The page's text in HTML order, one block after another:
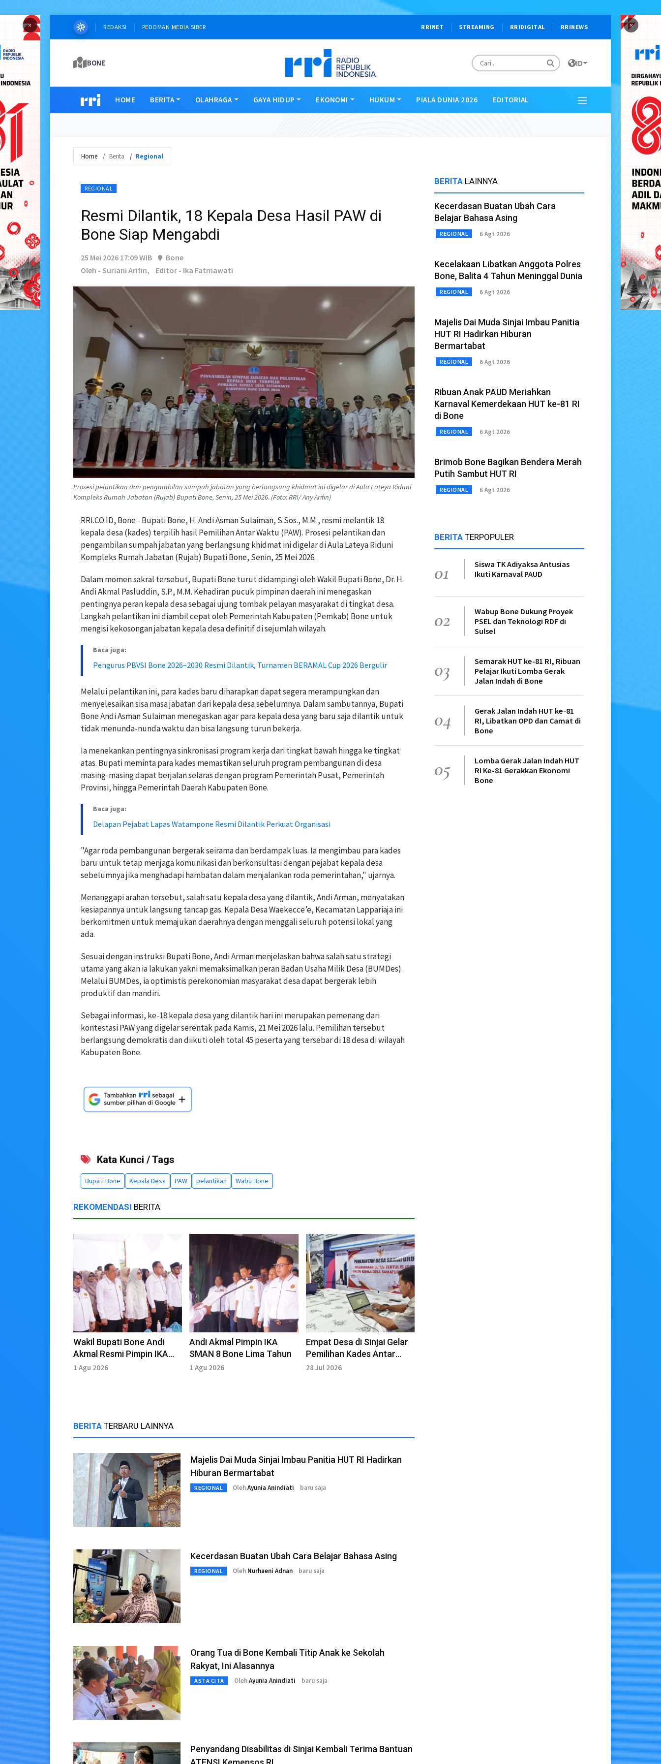
× ×
REDAKSI PEDOMAN MEDIA SIBER RRINET STREAMING RRIDIGITAL RRINEWS
BONE ID
HOME BERITA OLAHRAGA GAYA HIDUP EKONOMI HUKUM PIALA DUNIA 2026 EDITORIAL
Home Berita Regional
REGIONAL
Resmi Dilantik, 18 Kepala Desa Hasil PAW di
Bone Siap Mengabdi
25 Mei 2026 17:09 WIB
Bone
Oleh - Suriani Arifin,
Editor - Ika Fatmawati
Prosesi pelantikan dan pengambilan sumpah jabatan yang berlangsung khidmat ini digelar di Aula Lateya Riduni
Kompleks Rumah Jabatan (Rujab) Bupati Bone, Senin, 25 Mei 2026. (Foto: RRI/ Any Arifin)
RRI.CO.ID, Bone - Bupati Bone, H. Andi Asman Sulaiman, S.Sos., M.M., resmi melantik 18
kepala desa (kades) terpilih hasil Pemilihan Antar Waktu (PAW). Prosesi pelantikan dan
pengambilan sumpah jabatan yang berlangsung khidmat ini digelar di Aula Lateya Riduni
Kompleks Rumah Jabatan (Rujab) Bupati Bone, Senin, 25 Mei 2026.
Dalam momen sakral tersebut, Bupati Bone turut didampingi oleh Wakil Bupati Bone, Dr. H.
Andi Akmal Pasluddin, S.P., M.M. Kehadiran pucuk pimpinan daerah ini menegaskan
pentingnya peran kepala desa sebagai ujung tombak pelayan masyarakat di tingkat desa.
Langkah pelantikan ini diambil cepat oleh Pemerintah Kabupaten (Pemkab) Bone untuk
mengisi kekosongan jabatan kepala desa definitif di sejumlah wilayah.
Baca juga:
Pengurus PBVSI Bone 2026–2030 Resmi Dilantik, Turnamen BERAMAL Cup 2026 Bergulir
Melalui pelantikan ini, para kades baru diharapkan dapat segera merampungkan dan
menyelesaikan sisa masa jabatan dari kepala desa sebelumnya. Dalam sambutannya, Bupati
Bone Andi Asman Sulaiman menegaskan agar para kepala desa yang baru saja dilantik untuk
tidak menunda-nunda waktu dan bisa langsung turun bekerja.
Ia menekankan pentingnya sinkronisasi program kerja dari tingkat bawah hingga ke tingkat
atas. Bupati meminta para kades memastikan seluruh program pembangunan di desa
masing-masing dapat berjalan selaras dengan program Pemerintah Pusat, Pemerintah
Provinsi, hingga Pemerintah Daerah Kabupaten Bone.
Baca juga:
Delapan Pejabat Lapas Watampone Resmi Dilantik Perkuat Organisasi
"Agar roda pembangunan bergerak seirama dan berdampak luas. Ia mengimbau para kades
baru untuk tetap menjaga komunikasi dan berkonsultasi dengan pejabat kepala desa
sebelumnya jika menghadapi hambatan dalam menjalankan roda pemerintahan," ujarnya.
Menanggapi arahan tersebut, salah satu kepala desa yang dilantik, Andi Arman, menyatakan
kesiapannya untuk langsung tancap gas. Kepala Desa Waekecce’e, Kecamatan Lappariaja ini
berkomitmen untuk memajukan daerahnya dengan menggali seluruh potensi lokal yang
ada.
Sesuai dengan instruksi Bupati Bone, Andi Arman menjelaskan bahwa salah satu strategi
utama yang akan ia lakukan yakni memaksimalkan peran Badan Usaha Milik Desa (BUMDes).
Melalui BUMDes, ia optimistis perekonomian masyarakat desa dapat bergerak lebih
produktif dan mandiri.
Sebagai informasi, ke-18 kepala desa yang dilantik hari ini merupakan pemenang dari
kontestasi PAW yang digelar serentak pada Kamis, 21 Mei 2026 lalu. Pemilihan tersebut
berlangsung demokratis dan diikuti oleh total 45 peserta yang tersebar di 18 desa di wilayah
Kabupaten Bone.
Kata Kunci / Tags
Bupati Bone Kepala Desa PAW pelantikan Wabu Bone
REKOMENDASI BERITA
Wakil Bupati Bone Andi
Akmal Resmi Pimpin IKA
SMAN 8 Bone
1 Agu 2026
Andi Akmal Pimpin IKA
SMAN 8 Bone Lima Tahun
1 Agu 2026
Empat Desa di Sinjai Gelar
Pemilihan Kades Antar
Waktu Agustus Mendatang
28 Jul 2026
BERITA TERBARU LAINNYA
Majelis Dai Muda Sinjai Imbau Panitia HUT RI Hadirkan
Hiburan Bermartabat
REGIONAL OlehAyunia Anindiati baru saja
Kecerdasan Buatan Ubah Cara Belajar Bahasa Asing
REGIONAL Oleh Nurhaeni Adnan baru saja
Orang Tua di Bone Kembali Titip Anak ke Sekolah
Rakyat, Ini Alasannya
ASTA CITA OlehAyunia Anindiati baru saja
Penyandang Disabilitas di Sinjai Kembali Terima Bantuan
BERITA LAINNYA
Kecerdasan Buatan Ubah Cara
Belajar Bahasa Asing
REGIONAL 6 Agt 2026
Kecelakaan Libatkan Anggota Polres
Bone, Balita 4 Tahun Meninggal Dunia
REGIONAL 6 Agt 2026
Majelis Dai Muda Sinjai Imbau Panitia
HUT RI Hadirkan Hiburan
Bermartabat
REGIONAL 6 Agt 2026
Ribuan Anak PAUD Meriahkan
Karnaval Kemerdekaan HUT ke-81 RI
di Bone
REGIONAL 6 Agt 2026
Brimob Bone Bagikan Bendera Merah
Putih Sambut HUT RI
REGIONAL 6 Agt 2026
BERITA TERPOPULER
01
Siswa TK Adiyaksa Antusias
Ikuti Karnaval PAUD
02
Wabup Bone Dukung Proyek
PSEL dan Teknologi RDF di
Sulsel
03
Semarak HUT ke-81 RI, Ribuan
Pelajar Ikuti Lomba Gerak
Jalan Indah di Bone
04
Gerak Jalan Indah HUT ke-81
RI, Libatkan OPD dan Camat di
Bone
05
Lomba Gerak Jalan Indah HUT
RI Ke-81 Gerakkan Ekonomi
Bone